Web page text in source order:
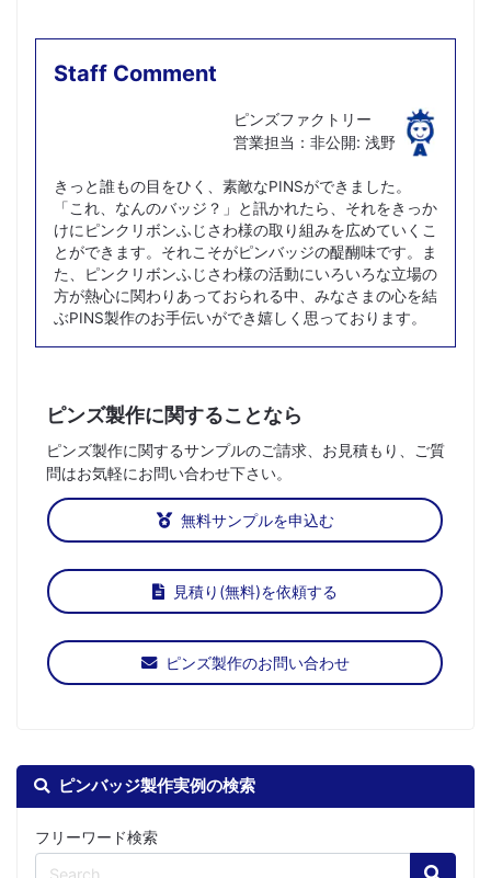
ピンバッジ製作実例の検索
フリーワード検索
Search
Staff Comment
ピンズファクトリー
営業担当：非公開: 浅野
きっと誰もの目をひく、素敵なPINSができました。
「これ、なんのバッジ？」と訊かれたら、それをきっか
けにピンクリボンふじさわ様の取り組みを広めていくこ
とができます。それこそがピンバッジの醍醐味です。ま
た、ピンクリボンふじさわ様の活動にいろいろな立場の
方が熱心に関わりあっておられる中、みなさまの心を結
ぶPINS製作のお手伝いができ嬉しく思っております。
ピンズ製作に関することなら
ピンズ製作に関するサンプルのご請求、お見積もり、ご質
問はお気軽にお問い合わせ下さい。
無料サンプルを申込む
見積り(無料)を依頼する
ピンズ製作のお問い合わせ